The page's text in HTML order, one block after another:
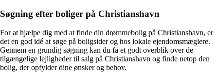
Søgning efter boliger på Christianshavn
For at hjælpe dig med at finde din drømmebolig på Christianshavn, er
det en god idé at søge på boligsider og hos lokale ejendomsmæglere.
Gennem en grundig søgning kan du få et godt overblik over de
tilgængelige lejligheder til salg på Christianshavn og finde netop den
bolig, der opfylder dine ønsker og behov.